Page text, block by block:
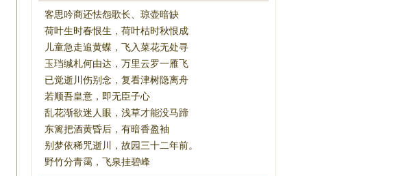
客思吟商还怯怨歌长、琼壶暗缺
荷叶生时春恨生，荷叶枯时秋恨成
儿童急走追黄蝶，飞入菜花无处寻
玉珰缄札何由达，万里云罗一雁飞
已觉逝川伤别念，复看津树隐离舟
若顺吾皇意，即无臣子心
乱花渐欲迷人眼，浅草才能没马蹄
东篱把酒黄昏后，有暗香盈袖
别梦依稀咒逝川，故园三十二年前。
野竹分青霭，飞泉挂碧峰